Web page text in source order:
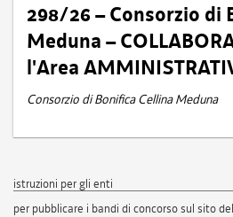
298/26 – Consorzio di
Meduna –
l'Area
Consorzio di Bonifica Cellina Meduna
istruzioni per gli enti
per pubblicare i bandi di concorso sul sito